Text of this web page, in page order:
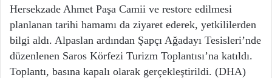
Hersekzade Ahmet Paşa Camii ve restore edilmesi
planlanan tarihi hamamı da ziyaret ederek, yetkililerden
bilgi aldı. Alpaslan ardından Şapçı Ağadayı Tesisleri’nde
düzenlenen Saros Körfezi Turizm Toplantısı’na katıldı.
Toplantı, basına kapalı olarak gerçekleştirildi. (DHA)